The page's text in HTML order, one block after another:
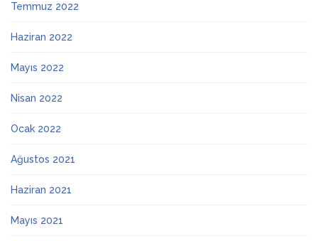
Temmuz 2022
Haziran 2022
Mayıs 2022
Nisan 2022
Ocak 2022
Ağustos 2021
Haziran 2021
Mayıs 2021